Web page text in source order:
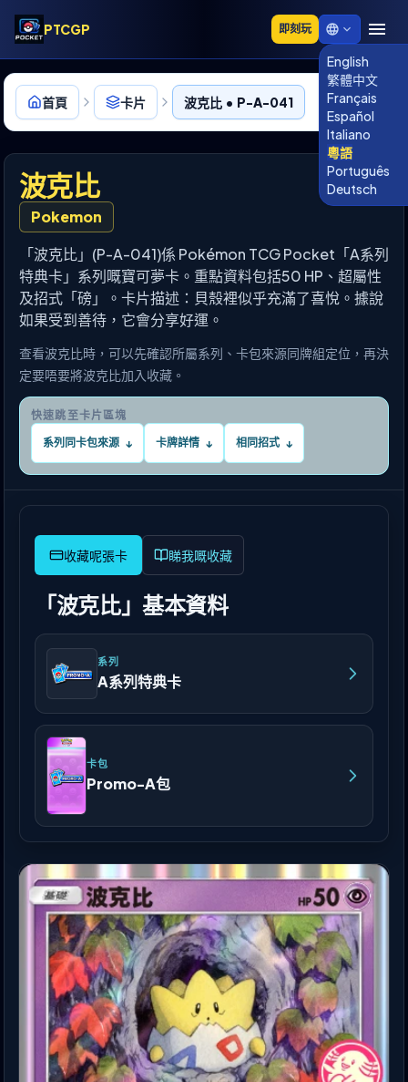
PTCGP 即刻玩
English
繁體中文
Français
Español
Italiano
粵語
Português
Deutsch
首頁 卡片 波克比 • P-A-041
波克比
Pokemon
「波克比」(P-A-041)係 Pokémon TCG Pocket「A系列
特典卡」系列嘅寶可夢卡。重點資料包括50 HP、超屬性
及招式「磅」。卡片描述：貝殼裡似乎充滿了喜悅。據說
如果受到善待，它會分享好運。
查看波克比時，可以先確認所屬系列、卡包來源同牌組定位，再決
定要唔要將波克比加入收藏。
快速跳至卡片區塊
系列同卡包來源 ↓ 卡牌詳情 ↓ 相同招式 ↓
睇我嘅收藏
「波克比」基本資料
系列
A系列特典卡
卡包
Promo-A包